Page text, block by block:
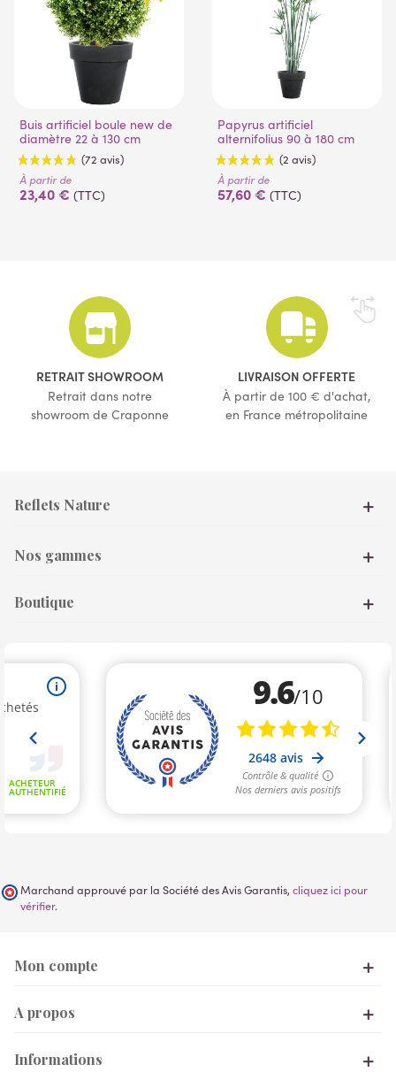
Buis artificiel boule new de
diamètre 22 à 130 cm
(72 avis)
À partir de
23,40 € (TTC)
Papyrus artificiel
alternifolius 90 à 180 cm
(2 avis)
À partir de
57,60 € (TTC)
RETRAIT SHOWROOM
Retrait dans notre
showroom de Craponne
LIVRAISON OFFERTE
À partir de 100 € d'achat,
en France métropolitaine
Reflets Nature
Nos gammes
Boutique
Marchand approuvé par la Société des Avis Garantis, cliquez ici pour
vérifier.
Mon compte
A propos
Informations